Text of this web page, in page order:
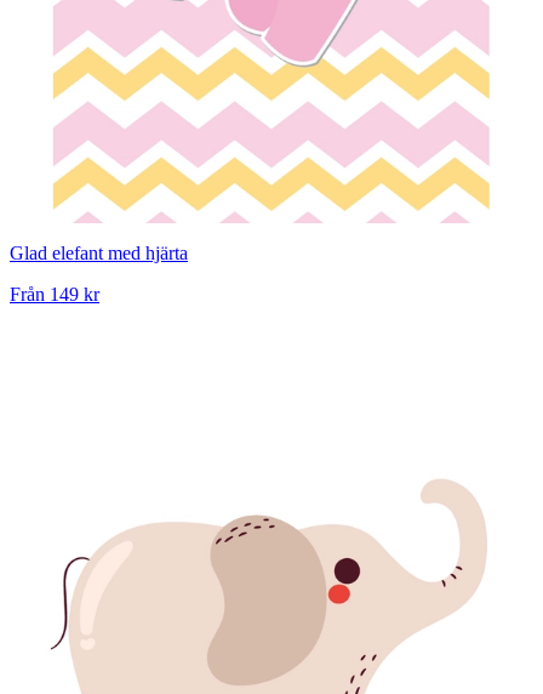
Glad elefant med hjärta
Från 149 kr